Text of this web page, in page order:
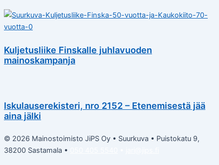
Kuljetusliike Finskalle juhlavuoden
mainoskampanja
Iskulauserekisteri, nro 2152 – Etenemisestä jää
aina jälki
© 2026 Mainostoimisto JiPS Oy • Suurkuva • Puistokatu 9,
38200 Sastamala •